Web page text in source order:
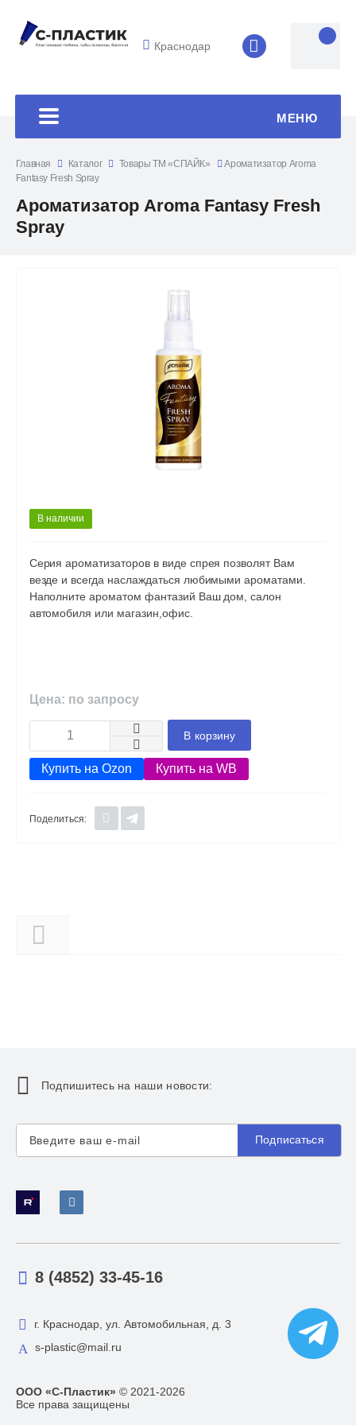
Краснодар 8 (4852) 33-
МЕНЮ
Главная Каталог Товары ТМ «СПАЙК»
Ароматизатор Aroma
Fantasy Fresh Spray
Ароматизатор Aroma Fantasy Fresh
Spray
В наличии
Серия ароматизаторов в виде спрея позволят Вам
везде и всегда наслаждаться любимыми ароматами.
Наполните ароматом фантазий Ваш дом, салон
автомобиля или магазин,офис.
Цена: по запросу
В корзину
Купить на Ozon Купить на WB
Поделиться:
Подпишитесь на наши новости:
Подписаться
8 (4852) 33-45-16
г. Краснодар, ул. Автомобильная, д. 3
s-plastic@mail.ru
ООО «С-Пластик» © 2021-2026
Все права защищены